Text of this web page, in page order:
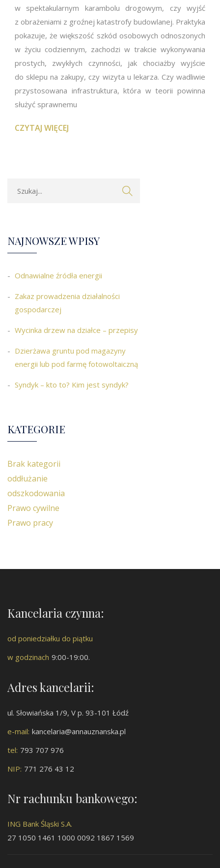
w spektakularnym karambolu drogowym, czy wyjść
z obrażeniami z groźnej katastrofy budowlanej. Praktyka
pokazuje, że większość szkód osobowych odnoszonych
w życiu codziennym, zachodzi w trakcie wykonywania
prostych, zwykłych czynności, jak chociażby wyjście
do sklepu na zakupy, czy wizyta u lekarza. Czy wadliwie
przystosowana infrastruktura, która w teorii powinna
służyć sprawnemu
CZYTAJ WIĘCEJ
NAJNOWSZE WPISY
Odnawialne źródła energii
Zakaz prowadzenia działalności
gospodarczej
Wycinka drzew na działce – przepisy
Dzierżawa gruntu pod magazyny
energii lub pod farmę fotowoltaiczną
Syndyk – kto to? Kim jest syndyk?
KATEGORIE
Brak kategorii
oddłużanie
odszkodowania
Prawo cywilne
Prawo pracy
Kancelaria czynna:
od poniedziałku do piątku
w godzinach 9:00-19:00.
Adres kancelarii:
ul. Słowiańska 1/9, V p. 93-101 Łódź
e-mail: kancelaria@annauznanska.pl
tel: 793 707 976
NIP: 771 276 43 12
Nr rachunku bankowego:
ING Bank Śląski S.A.
27 1050 1461 1000 0092 1867 1569